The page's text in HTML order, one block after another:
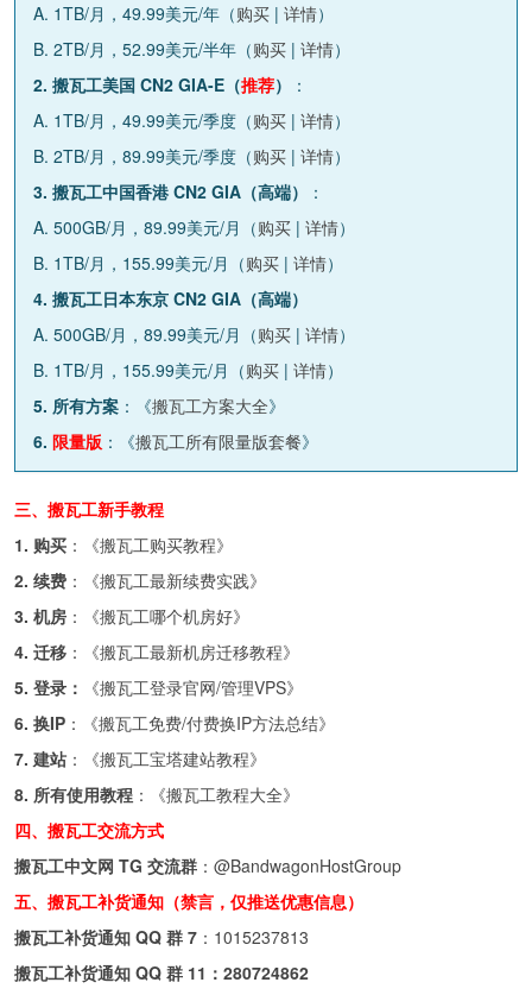
A. 1TB/月，49.99美元/年（购买 | 详情）
B. 2TB/月，52.99美元/半年（购买 | 详情）
2. 搬瓦工美国 CN2 GIA-E（推荐）
：
A. 1TB/月，49.99美元/季度（购买 | 详情）
B. 2TB/月，89.99美元/季度（购买 | 详情）
3. 搬瓦工中国香港 CN2 GIA（高端）
：
A. 500GB/月，89.99美元/月（购买 | 详情）
B. 1TB/月，155.99美元/月（购买 | 详情）
4. 搬瓦工日本东京 CN2 GIA（高端）
A. 500GB/月，89.99美元/月（购买 | 详情）
B. 1TB/月，155.99美元/月（购买 | 详情）
5. 所有方案 ：《搬瓦工方案大全》
6. 限量版 ：《搬瓦工所有限量版套餐》
三、搬瓦工新手教程
1. 购买 ：《搬瓦工购买教程》
2. 续费 ：《搬瓦工最新续费实践》
3. 机房 ：《搬瓦工哪个机房好》
4. 迁移 ：《搬瓦工最新机房迁移教程》
5. 登录：
《搬瓦工登录官网/管理VPS》
6. 换IP ：《搬瓦工免费/付费换IP方法总结》
7. 建站 ：《搬瓦工宝塔建站教程》
8. 所有使用教程 ：《搬瓦工教程大全》
四、搬瓦工交流方式
搬瓦工中文网 TG 交流群 ： @BandwagonHostGroup
五、搬瓦工补货通知（禁言，仅推送优惠信息）
搬瓦工补货通知 QQ 群 7 ： 1015237813
搬瓦工补货通知 QQ 群 11： 280724862